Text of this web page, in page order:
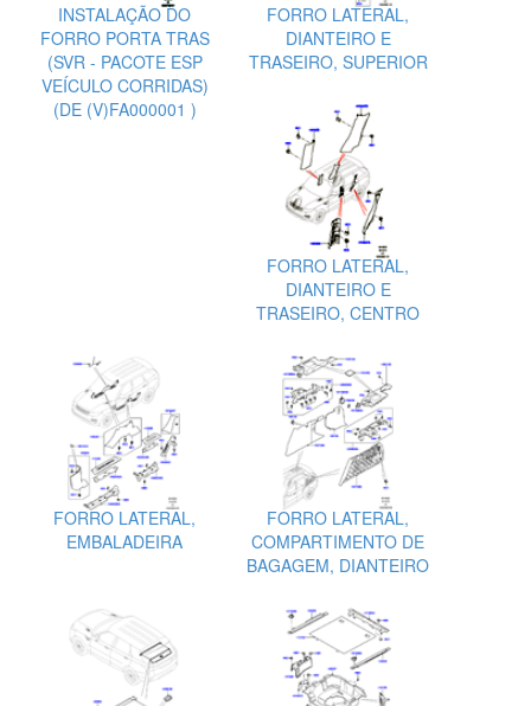
INSTALAÇÃO DO
FORRO PORTA TRAS
(SVR - PACOTE ESP
VEÍCULO CORRIDAS)
(DE (V)FA000001 )
FORRO LATERAL,
DIANTEIRO E
TRASEIRO, SUPERIOR
FORRO LATERAL,
DIANTEIRO E
TRASEIRO, CENTRO
FORRO LATERAL,
EMBALADEIRA
FORRO LATERAL,
COMPARTIMENTO DE
BAGAGEM, DIANTEIRO